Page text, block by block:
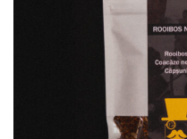
Descoperă mai multe